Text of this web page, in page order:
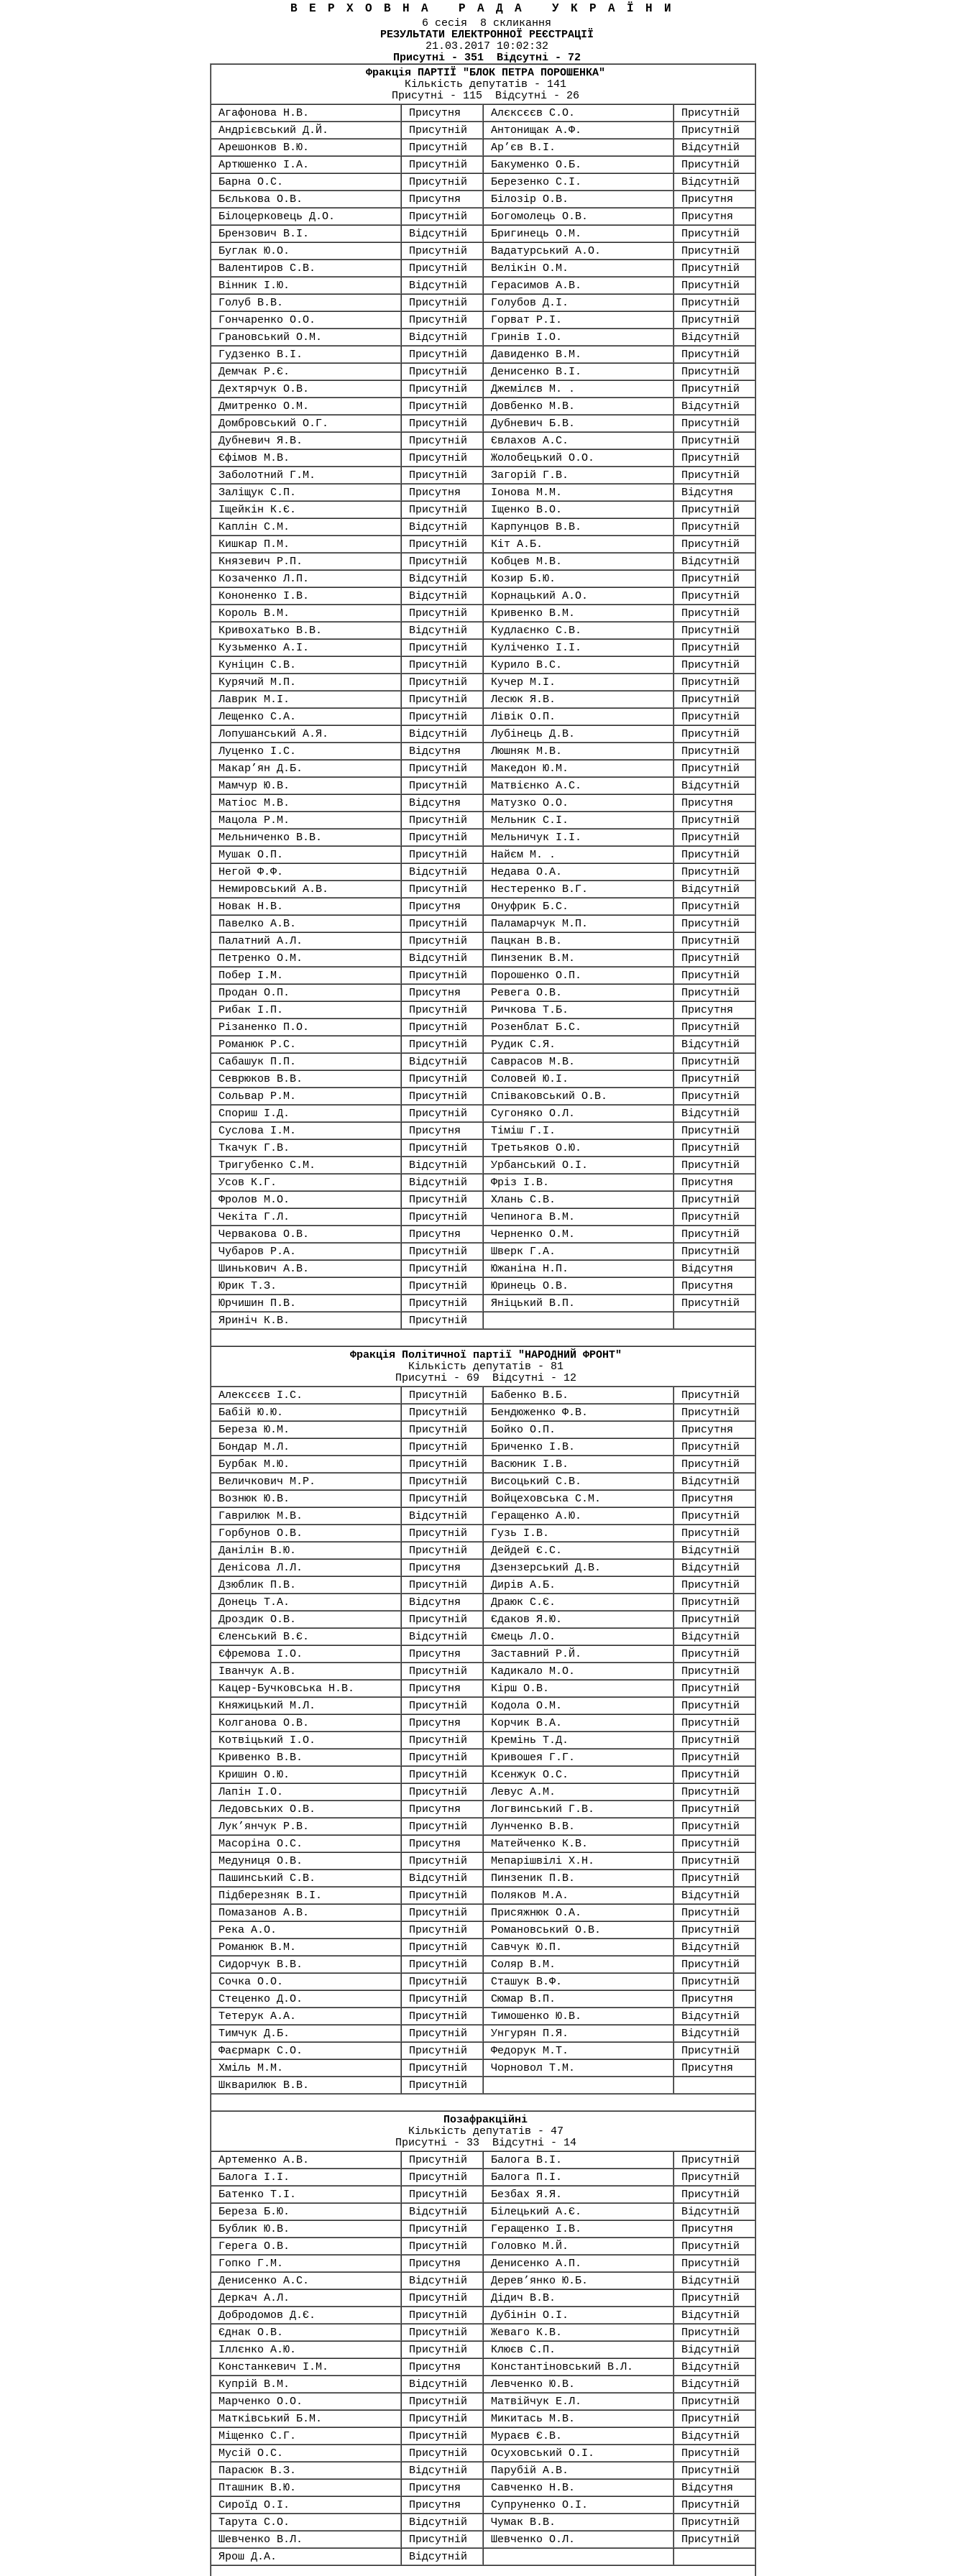
ВЕРХОВНА РАДА УКРАЇНИ
6 сесія 8 скликання
РЕЗУЛЬТАТИ ЕЛЕКТРОННОЇ РЕЄСТРАЦІЇ
21.03.2017 10:02:32
Присутні - 351 Відсутні - 72
Фракція ПАРТІЇ "БЛОК ПЕТРА ПОРОШЕНКА"
Кількість депутатів - 141
Присутні - 115 Відсутні - 26
Агафонова Н.В.
Присутня Алєксєєв С.О.
Присутній
Андрієвський Д.Й.
Присутній Антонищак А.Ф.
Присутній
Арешонков В.Ю.
Присутній Ар’єв В.І.
Відсутній
Артюшенко І.А.
Присутній Бакуменко О.Б.
Присутній
Барна О.С.
Присутній Березенко С.І.
Відсутній
Бєлькова О.В.
Присутня Білозір О.В.
Присутня
Білоцерковець Д.О.
Присутній Богомолець О.В.
Присутня
Брензович В.І.
Відсутній Бригинець О.М.
Присутній
Буглак Ю.О.
Присутній Вадатурський А.О.
Присутній
Валентиров С.В.
Присутній Велікін О.М.
Присутній
Вінник І.Ю.
Відсутній Герасимов А.В.
Присутній
Голуб В.В.
Присутній Голубов Д.І.
Присутній
Гончаренко О.О.
Присутній Горват Р.І.
Присутній
Грановський О.М.
Відсутній Гринів І.О.
Відсутній
Гудзенко В.І.
Присутній Давиденко В.М.
Присутній
Демчак Р.Є.
Присутній Денисенко В.І.
Присутній
Дехтярчук О.В.
Присутній Джемілєв М. .
Присутній
Дмитренко О.М.
Присутній Довбенко М.В.
Відсутній
Домбровський О.Г.
Присутній Дубневич Б.В.
Присутній
Дубневич Я.В.
Присутній Євлахов А.С.
Присутній
Єфімов М.В.
Присутній Жолобецький О.О.
Присутній
Заболотний Г.М.
Присутній Загорій Г.В.
Присутній
Заліщук С.П.
Присутня Іонова М.М.
Відсутня
Іщейкін К.Є.
Присутній Іщенко В.О.
Присутній
Каплін С.М.
Відсутній Карпунцов В.В.
Присутній
Кишкар П.М.
Присутній Кіт А.Б.
Присутній
Князевич Р.П.
Присутній Кобцев М.В.
Відсутній
Козаченко Л.П.
Відсутній Козир Б.Ю.
Присутній
Кононенко І.В.
Відсутній Корнацький А.О.
Присутній
Король В.М.
Присутній Кривенко В.М.
Присутній
Кривохатько В.В.
Відсутній Кудлаєнко С.В.
Присутній
Кузьменко А.І.
Присутній Куліченко І.І.
Присутній
Куніцин С.В.
Присутній Курило В.С.
Присутній
Курячий М.П.
Присутній Кучер М.І.
Присутній
Лаврик М.І.
Присутній Лесюк Я.В.
Присутній
Лещенко С.А.
Присутній Лівік О.П.
Присутній
Лопушанський А.Я.
Відсутній Лубінець Д.В.
Присутній
Луценко І.С.
Відсутня Люшняк М.В.
Присутній
Макар’ян Д.Б.
Присутній Македон Ю.М.
Присутній
Мамчур Ю.В.
Присутній Матвієнко А.С.
Відсутній
Матіос М.В.
Відсутня Матузко О.О.
Присутня
Мацола Р.М.
Присутній Мельник С.І.
Присутній
Мельниченко В.В.
Присутній Мельничук І.І.
Присутній
Мушак О.П.
Присутній Найєм М. .
Присутній
Негой Ф.Ф.
Відсутній Недава О.А.
Присутній
Немировський А.В.
Присутній Нестеренко В.Г.
Відсутній
Новак Н.В.
Присутня Онуфрик Б.С.
Присутній
Павелко А.В.
Присутній Паламарчук М.П.
Присутній
Палатний А.Л.
Присутній Пацкан В.В.
Присутній
Петренко О.М.
Відсутній Пинзеник В.М.
Присутній
Побер І.М.
Присутній Порошенко О.П.
Присутній
Продан О.П.
Присутня Ревега О.В.
Присутній
Рибак І.П.
Присутній Ричкова Т.Б.
Присутня
Різаненко П.О.
Присутній Розенблат Б.С.
Присутній
Романюк Р.С.
Присутній Рудик С.Я.
Відсутній
Сабашук П.П.
Відсутній Саврасов М.В.
Присутній
Севрюков В.В.
Присутній Соловей Ю.І.
Присутній
Сольвар Р.М.
Присутній Співаковський О.В.
Присутній
Спориш І.Д.
Присутній Сугоняко О.Л.
Відсутній
Суслова І.М.
Присутня Тіміш Г.І.
Присутній
Ткачук Г.В.
Присутній Третьяков О.Ю.
Присутній
Тригубенко С.М.
Відсутній Урбанський О.І.
Присутній
Усов К.Г.
Відсутній Фріз І.В.
Присутня
Фролов М.О.
Присутній Хлань С.В.
Присутній
Чекіта Г.Л.
Присутній Чепинога В.М.
Присутній
Червакова О.В.
Присутня Черненко О.М.
Присутній
Чубаров Р.А.
Присутній Шверк Г.А.
Присутній
Шинькович А.В.
Присутній Южаніна Н.П.
Відсутня
Юрик Т.З.
Присутній Юринець О.В.
Присутня
Юрчишин П.В.
Присутній Яніцький В.П.
Присутній
Яриніч К.В.
Присутній
Фракція Політичної партії "НАРОДНИЙ ФРОНТ"
Кількість депутатів - 81
Присутні - 69 Відсутні - 12
Алексєєв І.С.
Присутній Бабенко В.Б.
Присутній
Бабій Ю.Ю.
Присутній Бендюженко Ф.В.
Присутній
Береза Ю.М.
Присутній Бойко О.П.
Присутня
Бондар М.Л.
Присутній Бриченко І.В.
Присутній
Бурбак М.Ю.
Присутній Васюник І.В.
Присутній
Величкович М.Р.
Присутній Висоцький С.В.
Відсутній
Вознюк Ю.В.
Присутній Войцеховська С.М.
Присутня
Гаврилюк М.В.
Відсутній Геращенко А.Ю.
Присутній
Горбунов О.В.
Присутній Гузь І.В.
Присутній
Данілін В.Ю.
Присутній Дейдей Є.С.
Відсутній
Денісова Л.Л.
Присутня Дзензерський Д.В.
Відсутній
Дзюблик П.В.
Присутній Дирів А.Б.
Присутній
Донець Т.А.
Відсутня Драюк С.Є.
Присутній
Дроздик О.В.
Присутній Єдаков Я.Ю.
Присутній
Єленський В.Є.
Відсутній Ємець Л.О.
Відсутній
Єфремова І.О.
Присутня Заставний Р.Й.
Присутній
Іванчук А.В.
Присутній Кадикало М.О.
Присутній
Кацер-Бучковська Н.В.
Присутня Кірш О.В.
Присутній
Княжицький М.Л.
Присутній Кодола О.М.
Присутній
Колганова О.В.
Присутня Корчик В.А.
Присутній
Котвіцький І.О.
Присутній Кремінь Т.Д.
Присутній
Кривенко В.В.
Присутній Кривошея Г.Г.
Присутній
Кришин О.Ю.
Присутній Ксенжук О.С.
Присутній
Лапін І.О.
Присутній Левус А.М.
Присутній
Ледовських О.В.
Присутня Логвинський Г.В.
Присутній
Лук’янчук Р.В.
Присутній Лунченко В.В.
Присутній
Масоріна О.С.
Присутня Матейченко К.В.
Присутній
Медуниця О.В.
Присутній Мепарішвілі Х.Н.
Присутній
Пашинський С.В.
Відсутній Пинзеник П.В.
Присутній
Підберезняк В.І.
Присутній Поляков М.А.
Відсутній
Помазанов А.В.
Присутній Присяжнюк О.А.
Присутній
Река А.О.
Присутній Романовський О.В.
Присутній
Романюк В.М.
Присутній Савчук Ю.П.
Відсутній
Сидорчук В.В.
Присутній Соляр В.М.
Присутній
Сочка О.О.
Присутній Сташук В.Ф.
Присутній
Стеценко Д.О.
Присутній Сюмар В.П.
Присутня
Тетерук А.А.
Присутній Тимошенко Ю.В.
Відсутній
Тимчук Д.Б.
Присутній Унгурян П.Я.
Відсутній
Фаєрмарк С.О.
Присутній Федорук М.Т.
Присутній
Хміль М.М.
Присутній Чорновол Т.М.
Присутня
Шкварилюк В.В.
Присутній
Позафракційні
Кількість депутатів - 47
Присутні - 33 Відсутні - 14
Артеменко А.В.
Присутній Балога В.І.
Присутній
Балога І.І.
Присутній Балога П.І.
Присутній
Батенко Т.І.
Присутній Безбах Я.Я.
Присутній
Береза Б.Ю.
Відсутній Білецький А.Є.
Відсутній
Бублик Ю.В.
Присутній Геращенко І.В.
Присутня
Герега О.В.
Присутній Головко М.Й.
Присутній
Гопко Г.М.
Присутня Денисенко А.П.
Присутній
Денисенко А.С.
Відсутній Дерев’янко Ю.Б.
Відсутній
Деркач А.Л.
Присутній Дідич В.В.
Присутній
Добродомов Д.Є.
Присутній Дубінін О.І.
Відсутній
Єднак О.В.
Присутній Жеваго К.В.
Присутній
Іллєнко А.Ю.
Присутній Клюєв С.П.
Відсутній
Констанкевич І.М.
Присутня Константіновський В.Л.
Відсутній
Купрій В.М.
Відсутній Левченко Ю.В.
Відсутній
Марченко О.О.
Присутній Матвійчук Е.Л.
Присутній
Матківський Б.М.
Присутній Микитась М.В.
Присутній
Міщенко С.Г.
Присутній Мураєв Є.В.
Відсутній
Мусій О.С.
Присутній Осуховський О.І.
Присутній
Парасюк В.З.
Відсутній Парубій А.В.
Присутній
Пташник В.Ю.
Присутня Савченко Н.В.
Відсутня
Сироїд О.І.
Присутня Супруненко О.І.
Присутній
Тарута С.О.
Відсутній Чумак В.В.
Присутній
Шевченко В.Л.
Присутній Шевченко О.Л.
Присутній
Ярош Д.А.
Відсутній